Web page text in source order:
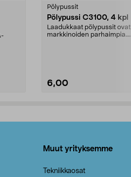
Pölypussit
Pölypussi C3100, 4 kpl
Laadukkaat pölypussit ovat
markkinoiden parhaimpia.
6,00
Muut yrityksemme
Tekniikkaosat